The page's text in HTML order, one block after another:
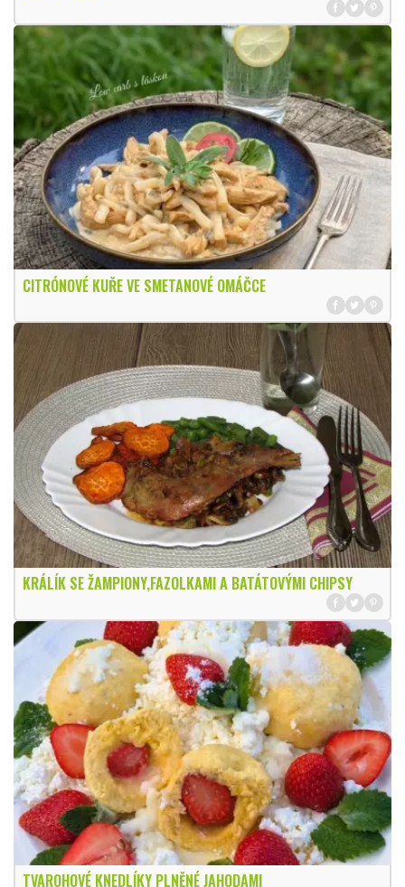
CITRÓNOVÉ KUŘE VE SMETANOVÉ OMÁČCE
KRÁLÍK SE ŽAMPIONY,FAZOLKAMI A BATÁTOVÝMI CHIPSY
TVAROHOVÉ KNEDLÍKY PLNĚNÉ JAHODAMI